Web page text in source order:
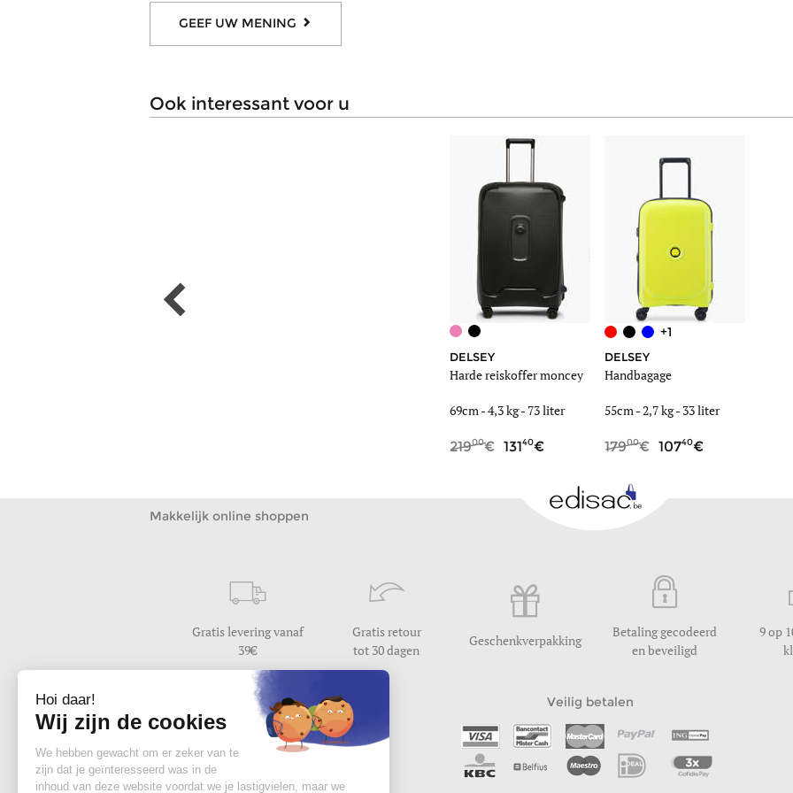
GEEF UW MENING
ook interessant voor u
DELSEY
Harde reiskoffer moncey
69cm -4,3 kg- 73 liter
21900 13140
+1
DELSEY
Handbagage
55cm - 2,7 kg- 33 liter
17900 10740
Makkelijk online shoppen
Gratis levering vanaf
39
Gratis retour
tot 30 dagen
Geschenkverpakking
Betaling gecodeerd
en beveiligd
9 op
Wij beantwoorden uw vraag
van maandag tot vrijdag van 9u30 tot 17u
Contacteer ons
Veilig betalen